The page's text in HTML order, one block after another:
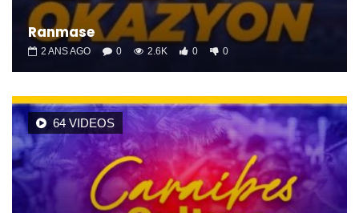
Ranmase
2 ANS AGO 0 2.6K 0 0
64 VIDEOS